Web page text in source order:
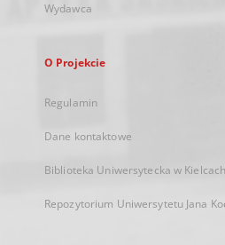
Wydawca
O Projekcie
Regulamin
Dane kontaktowe
Biblioteka Uniwersytecka w Kielcach
Repozytorium Uniwersytetu Jana